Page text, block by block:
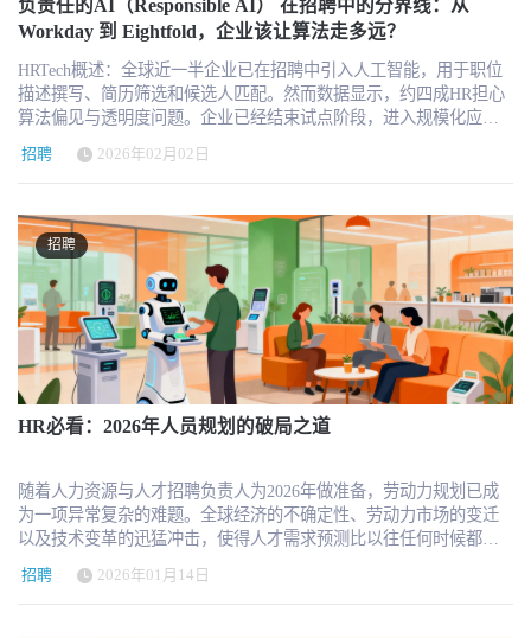
得了需要的培训资源。 产品增长与内容增长最终需要连接在一起。
产品功能提供实际价值，客户案例证明价值，行业内容解释价值，
奖项和榜单进一步放大价值，最终形成企业认知、采购线索和市场
影响力之间的增长循环。 目前，2026 HRTech INNO Awards已经设置
HRTech创新实践奖、创新团队奖、创新产品奖，并特别设置人力资
源科技AI创新产品奖。近12个月内已经形成实际应用和可量化成果
的企业HR团队及HR科技产品，可以通过案例申报，将内部项目进一
道员工正在使用AI，却不能准确回答AI节省了多少时间、改善了哪
些结果，或者是否只是把工作从一个系统转移到了另一个系统。 对
于职位描述生成，可以衡量起草时间、人工修改次数、审批周期和
申请转化率。 对于面试排期，可以衡量人工协调时间、候选人取消
率和招聘周期。 对于知识库问答，可以衡量问题解决率、人工工单
减少量、响应时间和员工满意度。 对于学习推荐，可以衡量内容参
与率、课程完成率、技能变化和实际岗位表现。 只有当HR把应用场
景与业务指标连接起来，AI采购才会从创新试点预算进入长期运营
预算，产品也才有机会从单一部门试点走向企业规模化部署。 AI应
该减少低价值操作，而不是替代HR判断 AI目前最稳定的价值，是帮
动完成复杂的人事判断。 在招聘、绩效、薪酬、员工关系和组织调
整等高影响场景中，AI可以提供信息和建议，但最终判断仍应由具
备业务背景并承担管理责任的人完成。 产品需要保留人工审核、修
度更高”简单等同于“产品更加先进”。 对企业来说，负责任的AI应用
不是降低创新速度，而是让产品更容易得到员工、管理者、法务和
起看任务质量、流程效率和真实业务结果；还需要和 Legal 一起看合
规、公平性、数据隐私和员工权益。AI 账单不应该只是一张费用报
表，而应该成为企业理解组织能力、岗位变化和人才投资回报的新
入口。 这也意味着，未来 HR 的专业能力会被重新定义。懂绩效管
理还不够，HR 还要理解 AI 成本结构；懂培训发展还不够，HR 还
解哪些流程会被 AI 改写；懂员工体验还不够，HR 还要防止 AI 权
限和数据分析造成新的不公平。 HR Tech 供应商的竞争会从功能模
块转向数据与治理能力 这场变化也会重塑 HR Tech 供应商的竞争逻
辑。过去 HR 软件比拼的是模块完整度、流程自动化、用户体验、
系统集成和服务交付能力。未来更重要的会是数据连接能力、权限
治理能力、AI 成本解释能力、任务级 ROI 分析能力和行动闭环能
力。 一个真正有价值的 HR AI 平台，不只是告诉企业“员工用了多
少 AI”，而是帮助企业判断“AI 在哪里创造了价值，在哪里制造了浪
费，哪里需要培训，哪里需要限制，哪里需要重新设计岗位和流
程”。这也是为什么 Rippling Data Cloud 这样的方向值得关注。它背
后的核心不是多一个 dashboard，而是把员工数据、组织结构、业务
系统数据、AI 使用数据和权限管理放到同一层，从而让企业有机会
HCM、Payroll、Performance、Recruiting 各自模块之间的竞争，而会
进入“组织数据操作系统”的竞争。谁能把人、任务、成本、产出、权
限和 AI 使用连接起来，谁就更可能成为企业 AI 时代的管理基础设
施。 人效可以被数据增强，但不能被 token 简化 尽管 AI 会让人效
更容易被观察，但我们也必须保留一个基本判断：人的价值不能被
HR 服务机构 赞助 / 参展合作 ✅ 精准触达企业 HR 决策人群，高效
挖掘精准客户 ✅ 直面行业采购负责人，快速达成商务合作 ✅ 线下实
景展示产品方案，强化品牌认知 ✅ 全周期全媒体品牌曝光，全域提
升行业影响力 ✅ 依托 HRTech 权威背书，巩固行业标杆地位 展位 &
赞助名额持续递减，欲订从速 合作咨询 微信：HRTechnice 合作邮
箱：nice@hrtechchina.com 关于主办方HRTechHRTech是专注人力资
源科技商业服务平台，作为HR领域唯一深度垂直独立的第三方专业
品，关注并实时分享全球的人力资源科技资讯。定期发布行业市值
榜单和HR科技云图，持续举办高品质的专业前沿论坛，表彰认可业
内先进。​往届精彩回顾
美元融资 顺利完成，Factorial将进一步扩大产品研发、市场拓展以及
国际化布局，尤其是在欧洲和拉丁美洲市场。 竞争激烈的HR科技市
场 尽管Factorial增长迅速，但其所处的HR科技行业竞争非常激烈。
近年来，全球HR SaaS领域涌现出一批快速扩张的平台型企业，包
括： Deel：专注全球雇佣与EOR服务Rippling：整合HR、IT和财务
的一体化企业平台Personio：欧洲另一家HR SaaS独角兽HiBob：面向
中型企业的人力资源平台 这些企业都在通过 自动化和人工智能技术
越来越倾向于使用一个系统完成更多工作流程，而不是部署多个独
立工具。 Factorial正是抓住这一趋势，通过扩展产品模块逐步向“企
业操作系统”方向发展。 疫情后的HR科技市场变化 疫情以来，企业
对数字化HR管理工具的需求明显增加。远程办公、跨区域团队协作
以及全球化招聘，使得企业必须依赖更加灵活的管理系统。 HR科技
平台的价值也因此发生变化。过去HR软件更多被视为行政工具，而
如今企业越来越将其视为 组织运营基础设施。 自动化技术与人工智
能的加入，也正在改变HR系统的功能边界。AI不仅用于招聘筛选、
员工服务和流程自动化，还开始参与组织分析、绩效预测以及人力
成本优化等决策层任务。 这也是为什么HR SaaS企业在资本市场仍
Factorial的融资计划也反映出欧洲HR科技生态正在逐渐成熟。 过去
十年，HR科技领域长期由美国企业主导，例如Workday、ADP、
Rippling等。但近年来，欧洲开始涌现出越来越多具有全球竞争力的
班牙）Remote（欧洲创始团队） 这些公司普遍具备几个共同特点：
第一，产品定位更加聚焦中型企业市场。第二，平台架构更适合跨
入组织与人才管理。 在此之前，他于 2019 年 7 月至 2023 年 6 月在
Google 担任 Vice President, Engineering，负责工程团队管理与技术战
的理解。 更早阶段，2014 年 12 月至 2019 年 6 月，他在 Palantir
Technologies 担任 CIO（首席信息官），工作地点位于 Palo Alto,
CA，负责企业信息系统与技术基础设施建设与运营。Palantir 本身是
一家高度工程驱动型公司，这段经历为其构建复杂组织系统能力打
Facebook 任职期间，他带领产品经理、工程师和数据分析师团队，
构建面向 HR、Recruiting、Sales & Marketing、Infrastructure、Legal
和 Security 等业务部门的企业级解决方案。这意味着，他早在十余
年前便深度参与 HR 与招聘系统的技术建设。 更早期，他于 2008 年
9 月至 2011 年 4 月在 Xilinx 担任 Director, Operations Business
Solutions，负责运营相关企业系统与业务解决方案。 这条职业路径
显示出一个清晰逻辑：从企业系统与工程管理出发，逐步走向“系统
型人才领导者”。 OpenAI 进入规模化组织阶段 OpenAI 过去几年完
成了从研究机构向产品化与商业化平台的跃迁。随着企业客户增
长、产品线扩展与全球影响力提升，公司组织复杂度显著上升。 在
成为决定长期增长的关键变量。 OpenAI 在任命声明中明确指出，
Arvind KC 将负责招聘、入职、员工发展，以及设计支持协作与高绩
效的系统与政策。这一职责定位表明，公司正在以系统化方式重构
人才管理，而非简单扩大招聘规模。 应用业务 CEO Fidji Simo 在声
明中强调，此次任命将确保人才流程、政策与系统与公司发展目标
负责任的AI（Responsible AI） 在招聘中的分界线：从
Workday 到 Eightfold，企业该让算法走多远？
HRTech概述：全球近一半企业已在招聘中引入人工智能，用于职位
描述撰写、简历筛选和候选人匹配。然而数据显示，约四成HR担心
算法偏见与透明度问题。企业已经结束试点阶段，进入规模化应用
则。AI更适合承担高重复性任务，人类则保留判断、同理心与最终
决策权。Responsible AI强调人机协作，让技术放大能力，而不是取
代专业。更多请关注 HR Tech，为你带来全球最新 HR 科技资讯。
过去三年，招聘领域经历了一次前所未有的技术跃迁。生成式 AI、
大模型和自动化工具迅速进入人才获取流程，从职位描述生成、简
历筛选，到技能识别与候选人匹配，越来越多企业发现，招聘不再
只是“人对人”的工作，而正在变成“人机协作”的系统工程。效率的提
升肉眼可见：同样规模的招聘团队，可以处理数倍于过去的申请
量，初筛时间从数周压缩至数小时，数据洞察也更加结构化和量
化。 但当算法开始决定“谁被看到、谁被淘汰”时，问题的性质就发
生了变化。招聘从来不仅仅是流程优化问题，它更关乎公平、合规
与责任边界。当技术进入决策核心，企业真正需要思考的，已经不
经成为招聘的基础设施，而非锦上添花的工具。许多企业的招聘流
程中，JD 写作、关键词筛选、候选人排序和技能标签提取都已实现
自动化，部分组织甚至利用模型从非结构化简历中推断隐性能力，
并为面试官生成结构化问题清单。这些能力极大释放了 HR 的时
招聘 2026年02月02日
招聘
HR必看：2026年人员规划的破局之道
随着人力资源与人才招聘负责人为2026年做准备，劳动力规划已成
为一项异常复杂的难题。全球经济的不确定性、劳动力市场的变迁
以及技术变革的迅猛冲击，使得人才需求预测比以往任何时候都更
受阻，雇主们无法可靠地获取许多通常用于战略规划的工具。 过
去，多数企业通过历史招聘数据外推并预测温和增长来规划编制。
招聘 2026年01月14日